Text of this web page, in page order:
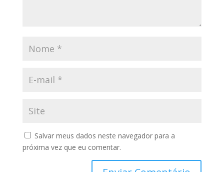
Salvar meus dados neste navegador para a
próxima vez que eu comentar.